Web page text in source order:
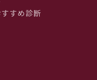
すめ診断